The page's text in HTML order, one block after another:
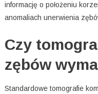
informację o położeniu
anomaliach unerwienia
Czy
zębów
Standardowe tomografie